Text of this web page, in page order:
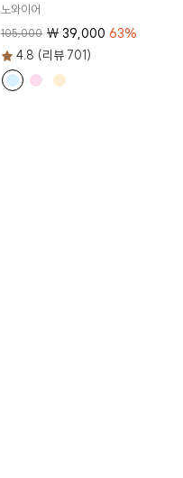
노와이어
105,000 ₩39,000 63%
4.8 (리뷰 701)